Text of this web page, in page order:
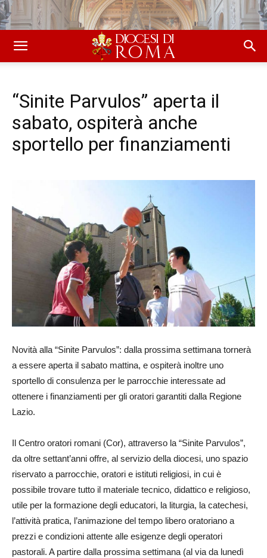
“Sinite Parvulos” aperta il
sabato, ospiterà anche
sportello per finanziamenti
Novità alla “Sinite Parvulos”: dalla prossima settimana tornerà
a essere aperta il sabato mattina, e ospiterà inoltre uno
sportello di consulenza per le parrocchie interessate ad
ottenere i finanziamenti per gli oratori garantiti dalla Regione
Lazio.
Il Centro oratori romani (Cor), attraverso la “Sinite Parvulos”,
da oltre settant’anni offre, al servizio della diocesi, uno spazio
riservato a parrocchie, oratori e istituti religiosi, in cui è
possibile trovare tutto il materiale tecnico, didattico e religioso,
utile per la formazione degli educatori, la liturgia, la catechesi,
l’attività pratica, l’animazione del tempo libero oratoriano a
prezzi e condizioni attente alle esigenze degli operatori
pastorali. A partire dalla prossima settimana (al via da lunedì